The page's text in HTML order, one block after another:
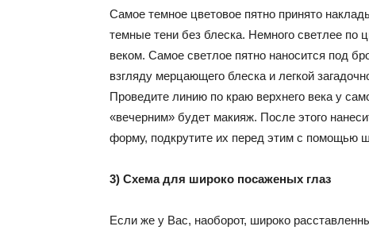
Самое темное цветовое пятно принято
темные тени без блеска. Немного светлее по
веком. Самое светлое пятно наносится под
взгляду мерцающего блеска и легкой
Проведите линию по краю верхнего века у
«вечерним» будет макияж. После этого
форму, подкрутите их перед этим с помощью
3) Схема для широко посаженых глаз
Если же у Вас, наоборот, широко